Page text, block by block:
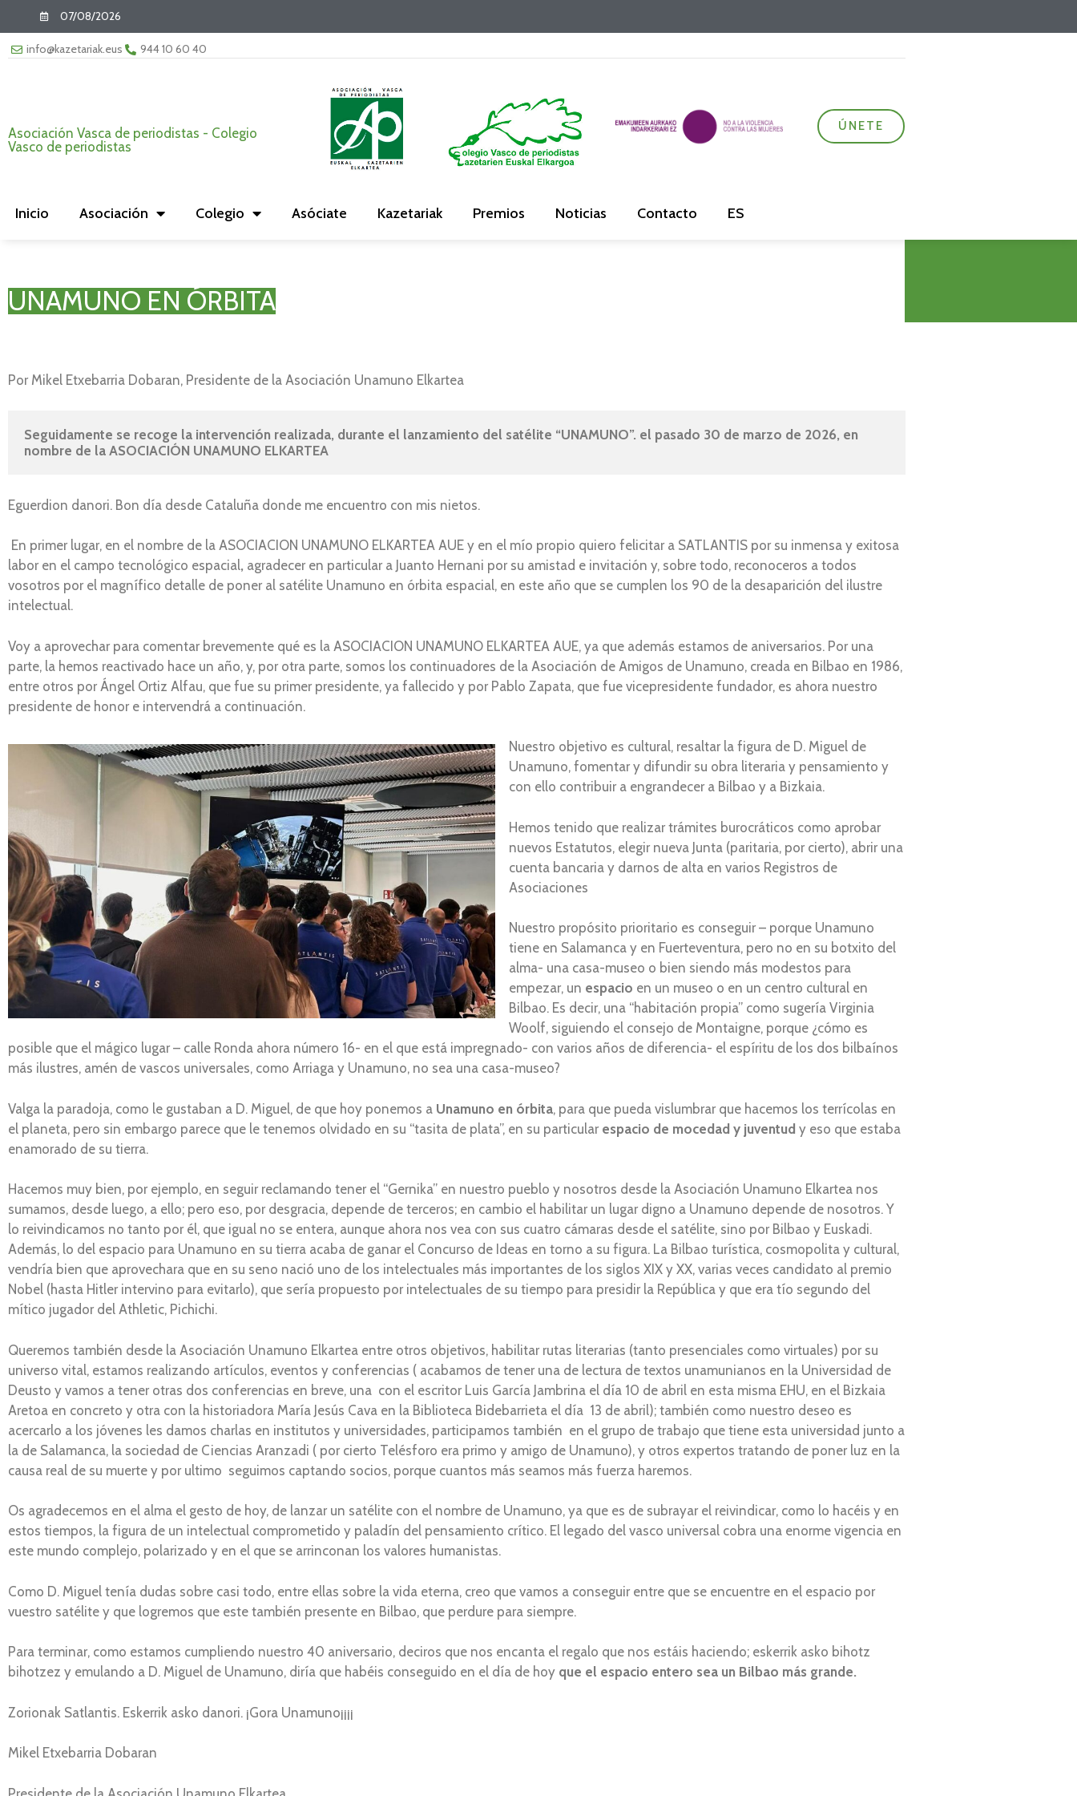
07/08/2026
info@kazetariak.eus 944 10 60 40
Asociación Vasca de periodistas - Colegio
Vasco de periodistas
ÚNETE
Inicio Asociación Colegio Asóciate Kazetariak Premios Noticias Contacto ES
UNAMUNO EN ÓRBITA
Por Mikel Etxebarria Dobaran, Presidente de la Asociación Unamuno Elkartea
Seguidamente se recoge la intervención realizada, durante el lanzamiento del satélite “UNAMUNO”. el pasado 30 de marzo de 2026, en
nombre de la ASOCIACIÓN UNAMUNO ELKARTEA
Eguerdion danori. Bon día desde Cataluña donde me encuentro con mis nietos.
En primer lugar, en el nombre de la ASOCIACION UNAMUNO ELKARTEA AUE y en el mío propio quiero felicitar a SATLANTIS por su inmensa y exitosa
labor en el campo tecnológico espacial, agradecer en particular a Juanto Hernani por su amistad e invitación y, sobre todo, reconoceros a todos
vosotros por el magnífico detalle de poner al satélite Unamuno en órbita espacial, en este año que se cumplen los 90 de la desaparición del ilustre
intelectual.
Voy a aprovechar para comentar brevemente qué es la ASOCIACION UNAMUNO ELKARTEA AUE, ya que además estamos de aniversarios. Por una
parte, la hemos reactivado hace un año, y, por otra parte, somos los continuadores de la Asociación de Amigos de Unamuno, creada en Bilbao en 1986,
entre otros por Ángel Ortiz Alfau, que fue su primer presidente, ya fallecido y por Pablo Zapata, que fue vicepresidente fundador, es ahora nuestro
presidente de honor e intervendrá a continuación.
Nuestro objetivo es cultural, resaltar la figura de D. Miguel de
Unamuno, fomentar y difundir su obra literaria y pensamiento y
con ello contribuir a engrandecer a Bilbao y a Bizkaia.
Hemos tenido que realizar trámites burocráticos como aprobar
nuevos Estatutos, elegir nueva Junta (paritaria, por cierto), abrir una
cuenta bancaria y darnos de alta en varios Registros de
Asociaciones
Nuestro propósito prioritario es conseguir – porque Unamuno
tiene en Salamanca y en Fuerteventura, pero no en su botxito del
alma- una casa-museo o bien siendo más modestos para
empezar, un espacio en un museo o en un centro cultural en
Bilbao. Es decir, una “habitación propia” como sugería Virginia
Woolf, siguiendo el consejo de Montaigne, porque ¿cómo es
posible que el mágico lugar – calle Ronda ahora número 16- en el que está impregnado- con varios años de diferencia- el espíritu de los dos bilbaínos
más ilustres, amén de vascos universales, como Arriaga y Unamuno, no sea una casa-museo?
Valga la paradoja, como le gustaban a D. Miguel, de que hoy ponemos a Unamuno en órbita, para que pueda vislumbrar que hacemos los terrícolas en
el planeta, pero sin embargo parece que le tenemos olvidado en su “tasita de plata”, en su particular espacio de mocedad y juventud y eso que estaba
enamorado de su tierra.
Hacemos muy bien, por ejemplo, en seguir reclamando tener el “Gernika” en nuestro pueblo y nosotros desde la Asociación Unamuno Elkartea nos
sumamos, desde luego, a ello; pero eso, por desgracia, depende de terceros; en cambio el habilitar un lugar digno a Unamuno depende de nosotros. Y
lo reivindicamos no tanto por él, que igual no se entera, aunque ahora nos vea con sus cuatro cámaras desde el satélite, sino por Bilbao y Euskadi.
Además, lo del espacio para Unamuno en su tierra acaba de ganar el Concurso de Ideas en torno a su figura. La Bilbao turística, cosmopolita y cultural,
vendría bien que aprovechara que en su seno nació uno de los intelectuales más importantes de los siglos XIX y XX, varias veces candidato al premio
Nobel (hasta Hitler intervino para evitarlo), que sería propuesto por intelectuales de su tiempo para presidir la República y que era tío segundo del
mítico jugador del Athletic, Pichichi.
Queremos también desde la Asociación Unamuno Elkartea entre otros objetivos, habilitar rutas literarias (tanto presenciales como virtuales) por su
universo vital, estamos realizando artículos, eventos y conferencias ( acabamos de tener una de lectura de textos unamunianos en la Universidad de
Deusto y vamos a tener otras dos conferencias en breve, una con el escritor Luis García Jambrina el día 10 de abril en esta misma EHU, en el Bizkaia
Aretoa en concreto y otra con la historiadora María Jesús Cava en la Biblioteca Bidebarrieta el día 13 de abril); también como nuestro deseo es
acercarlo a los jóvenes les damos charlas en institutos y universidades, participamos también en el grupo de trabajo que tiene esta universidad junto a
la de Salamanca, la sociedad de Ciencias Aranzadi ( por cierto Telésforo era primo y amigo de Unamuno), y otros expertos tratando de poner luz en la
causa real de su muerte y por ultimo seguimos captando socios, porque cuantos más seamos más fuerza haremos.
Os agradecemos en el alma el gesto de hoy, de lanzar un satélite con el nombre de Unamuno, ya que es de subrayar el reivindicar, como lo hacéis y en
estos tiempos, la figura de un intelectual comprometido y paladín del pensamiento crítico. El legado del vasco universal cobra una enorme vigencia en
este mundo complejo, polarizado y en el que se arrinconan los valores humanistas.
Como D. Miguel tenía dudas sobre casi todo, entre ellas sobre la vida eterna, creo que vamos a conseguir entre que se encuentre en el espacio por
vuestro satélite y que logremos que este también presente en Bilbao, que perdure para siempre.
Para terminar, como estamos cumpliendo nuestro 40 aniversario, deciros que nos encanta el regalo que nos estáis haciendo; eskerrik asko bihotz
bihotzez y emulando a D. Miguel de Unamuno, diría que habéis conseguido en el día de hoy que el espacio entero sea un Bilbao más grande.
Zorionak Satlantis. Eskerrik asko danori. ¡Gora Unamuno¡¡¡¡
Mikel Etxebarria Dobaran